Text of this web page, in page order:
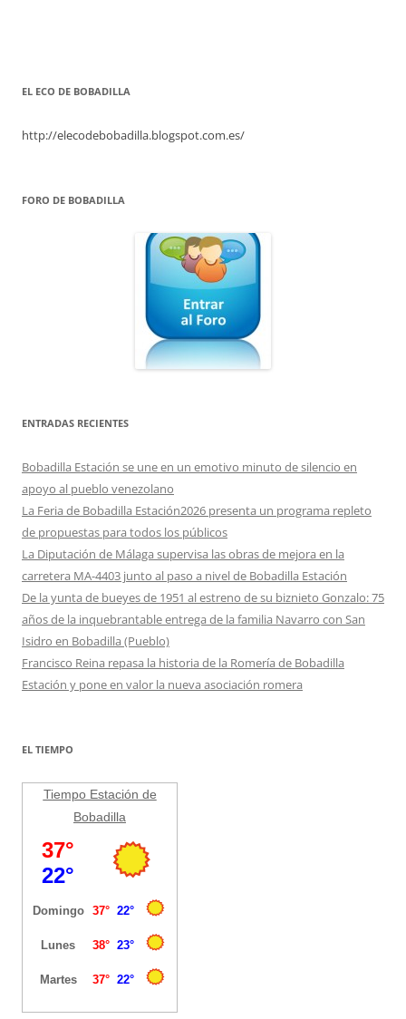
EL ECO DE BOBADILLA
http://elecodebobadilla.blogspot.com.es/
FORO DE BOBADILLA
ENTRADAS RECIENTES
Bobadilla Estación se une en un emotivo minuto de silencio en
apoyo al pueblo venezolano
La Feria de Bobadilla Estación2026 presenta un programa repleto
de propuestas para todos los públicos
La Diputación de Málaga supervisa las obras de mejora en la
carretera MA-4403 junto al paso a nivel de Bobadilla Estación
De la yunta de bueyes de 1951 al estreno de su biznieto Gonzalo: 75
años de la inquebrantable entrega de la familia Navarro con San
Isidro en Bobadilla (Pueblo)
Francisco Reina repasa la historia de la Romería de Bobadilla
Estación y pone en valor la nueva asociación romera
EL TIEMPO
Tiempo Estación de
Bobadilla